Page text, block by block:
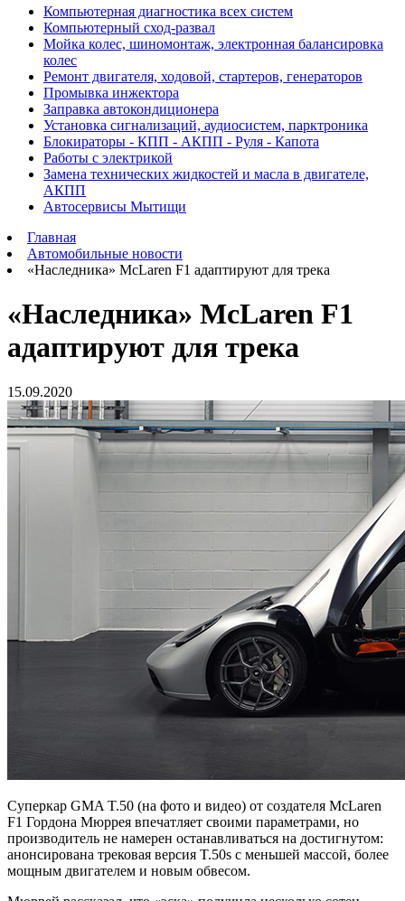
Компьютерная диагностика всех систем
Компьютерный сход-развал
Мойка колес, шиномонтаж, электронная балансировка
колес
Ремонт двигателя, ходовой, стартеров, генераторов
Промывка инжектора
Заправка автокондиционера
Установка сигнализаций, аудиосистем, парктроника
Блокираторы - КПП - АКПП - Руля - Капота
Работы с электрикой
Замена технических жидкостей и масла в двигателе,
АКПП
Автосервисы Мытищи
Главная
Автомобильные новости
«Наследника» McLaren F1 адаптируют для трека
«Наследника» McLaren F1
адаптируют для трека
15.09.2020
Суперкар GMA T.50 (на фото и видео) от создателя McLaren
F1 Гордона Мюррея впечатляет своими параметрами, но
производитель не намерен останавливаться на достигнутом:
анонсирована трековая версия T.50s с меньшей массой, более
мощным двигателем и новым обвесом.